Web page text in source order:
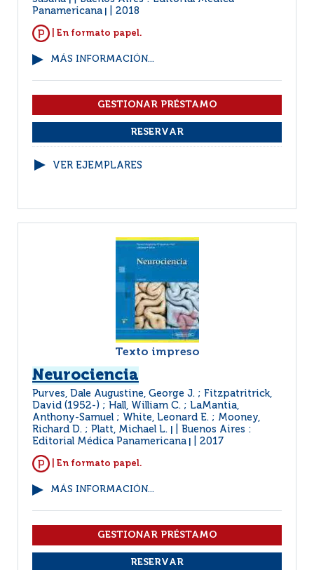
Panamericana
2018
| En formato papel.
MÁS INFORMACIÓN...
VER EJEMPLARES
Texto impreso
Neurociencia
Purves, Dale Augustine, George J. ; Fitzpatritrick,
David (1952-) ; Hall, William C. ; LaMantia,
Anthony-Samuel ; White, Leonard E. ; Mooney,
Richard D. ; Platt, Michael L.
Buenos Aires :
Editorial Médica Panamericana
2017
| En formato papel.
MÁS INFORMACIÓN...